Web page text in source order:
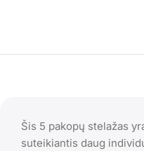
Šis 5 pakopų stelažas
suteikiantis daug